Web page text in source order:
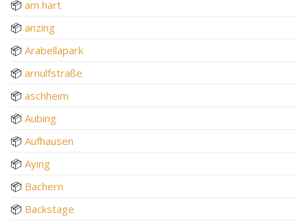
📦 am hart
📦 anzing
📦 Arabellapark
📦 arnulfstraße
📦 aschheim
📦 Aubing
📦 Aufhausen
📦 Aying
📦 Bachern
📦 Backstage